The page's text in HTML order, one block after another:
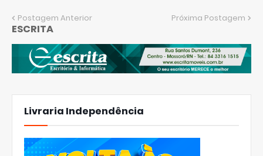
Postagem Anterior Próxima Postagem
ESCRITA
Livraria Independência